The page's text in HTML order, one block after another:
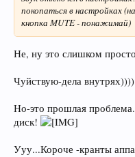
покопаться в настройках
кнопка MUTE - понажимай)
Не, ну это слишком
Чуйствую-дела внутрях))))
Но-это прошлая
диск!
Ууу...Короче -кранты